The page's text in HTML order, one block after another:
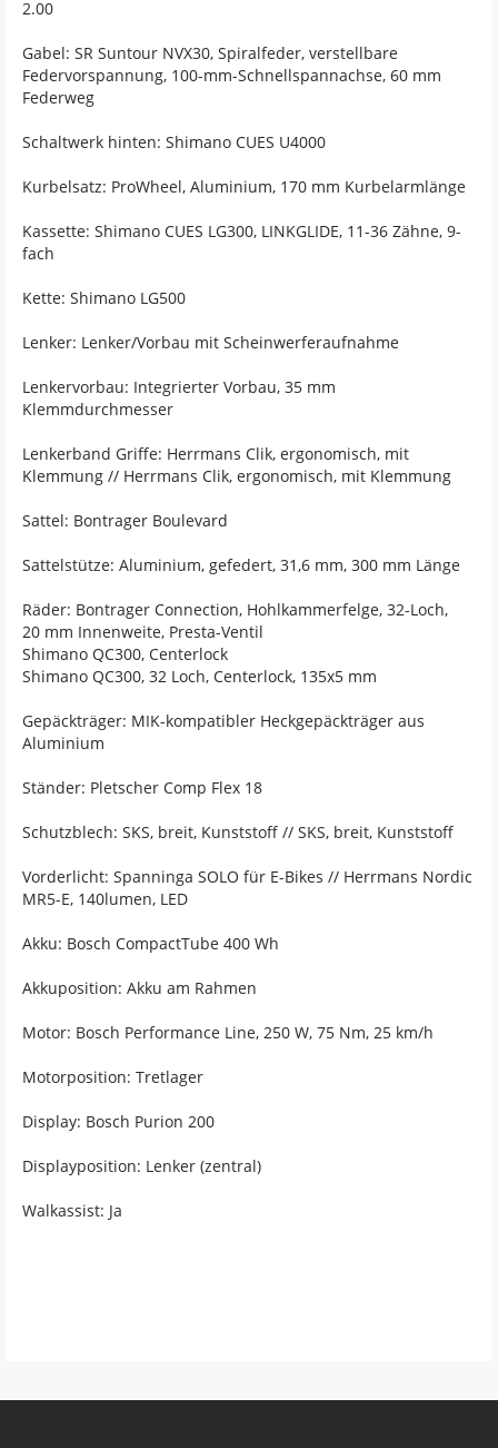
2.00
Gabel: SR Suntour NVX30, Spiralfeder, verstellbare
Federvorspannung, 100-mm-Schnellspannachse, 60 mm
Federweg
Schaltwerk hinten: Shimano CUES U4000
Kurbelsatz: ProWheel, Aluminium, 170 mm Kurbelarmlänge
Kassette: Shimano CUES LG300, LINKGLIDE, 11-36 Zähne, 9-
fach
Kette: Shimano LG500
Lenker: Lenker/Vorbau mit Scheinwerferaufnahme
Lenkervorbau: Integrierter Vorbau, 35 mm
Klemmdurchmesser
Lenkerband Griffe: Herrmans Clik, ergonomisch, mit
Klemmung // Herrmans Clik, ergonomisch, mit Klemmung
Sattel: Bontrager Boulevard
Sattelstütze: Aluminium, gefedert, 31,6 mm, 300 mm Länge
Räder: Bontrager Connection, Hohlkammerfelge, 32-Loch,
20 mm Innenweite, Presta-Ventil
Shimano QC300, Centerlock
Shimano QC300, 32 Loch, Centerlock, 135x5 mm
Gepäckträger: MIK-kompatibler Heckgepäckträger aus
Aluminium
Ständer: Pletscher Comp Flex 18
Schutzblech: SKS, breit, Kunststoff // SKS, breit, Kunststoff
Vorderlicht: Spanninga SOLO für E-Bikes // Herrmans Nordic
MR5-E, 140lumen, LED
Akku: Bosch CompactTube 400 Wh
Akkuposition: Akku am Rahmen
Motor: Bosch Performance Line, 250 W, 75 Nm, 25 km/h
Motorposition: Tretlager
Display: Bosch Purion 200
Displayposition: Lenker (zentral)
Walkassist: Ja